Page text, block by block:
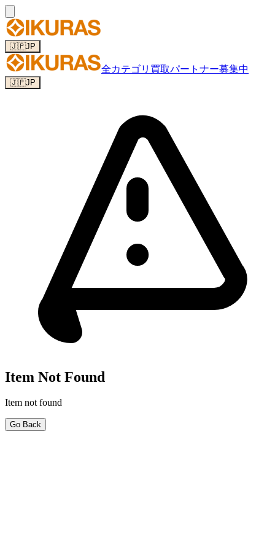
🇯🇵JP
全カテゴリ 買取パートナー募集中
🇯🇵JP
Item Not Found
Item not found
Go Back